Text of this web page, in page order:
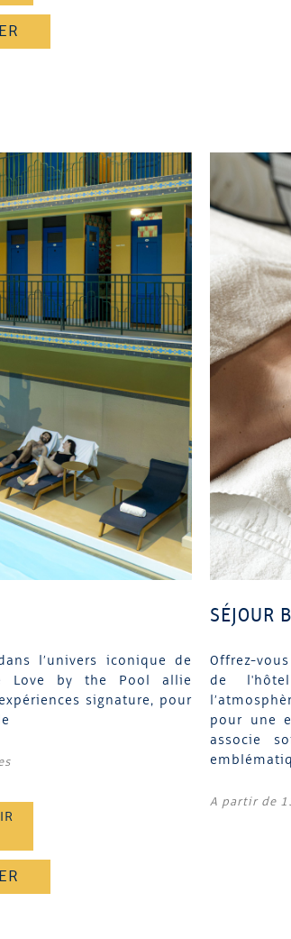
l’univers iconique de
Love by the Pool allie
signature, pour
SÉJOUR
Offrez-
de
pour une
associe
A partir de